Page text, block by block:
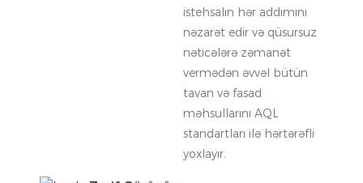
istehsalın hər addımını
nəzarət edir və qüsursuz
nəticələrə zəmanət
vermədən əvvəl bütün
tavan və fasad
məhsullarını AQL
standartları ilə hərtərəfli
yoxlayır.